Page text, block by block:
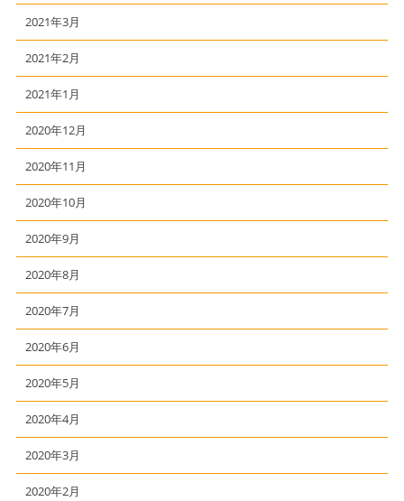
2021年3月
2021年2月
2021年1月
2020年12月
2020年11月
2020年10月
2020年9月
2020年8月
2020年7月
2020年6月
2020年5月
2020年4月
2020年3月
2020年2月